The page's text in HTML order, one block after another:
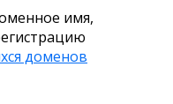
имя,
доменов